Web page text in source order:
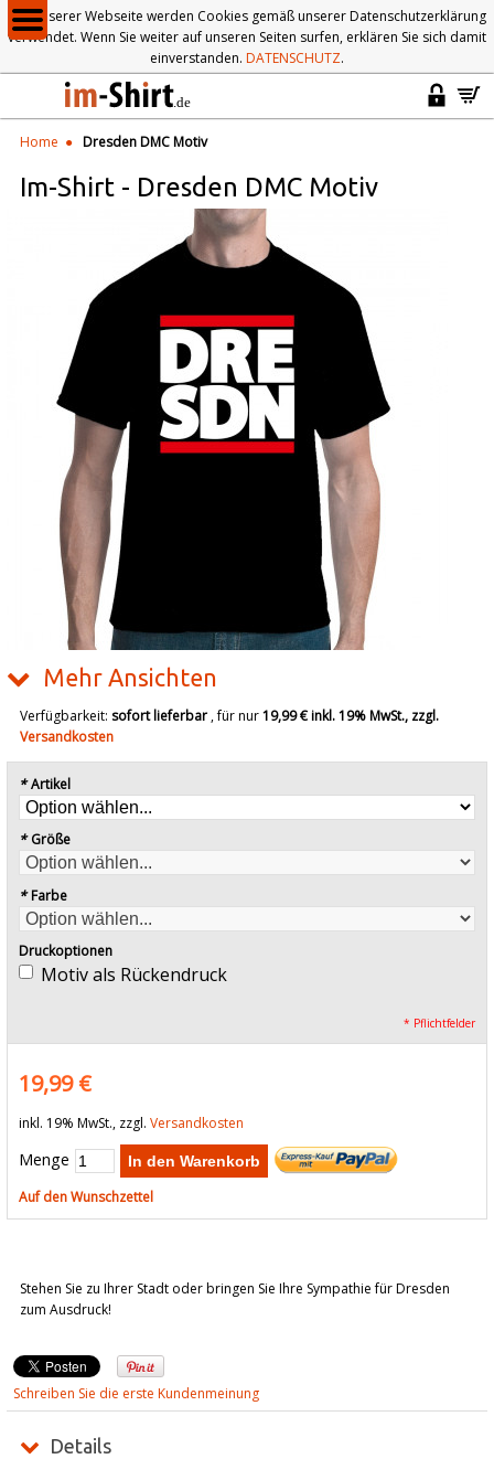
Auf unserer Webseite werden Cookies gemäß unserer Datenschutzerklärung
verwendet. Wenn Sie weiter auf unseren Seiten surfen, erklären Sie sich damit
einverstanden. DATENSCHUTZ.
Home Dresden DMC Motiv
Im-Shirt - Dresden DMC Motiv
Mehr Ansichten
Stehen Sie zu Ihrer Stadt oder bringen Sie Ihre Sympathie für Dresden
zum Ausdruck!
Verfügbarkeit: sofort lieferbar, für nur19,99 €inkl. 19% MwSt., zzgl.
Versandkosten
* Artikel
* Größe
* Farbe
Druckoptionen
Motiv als Rückendruck
* Pflichtfelder
19,99 €
inkl. 19% MwSt., zzgl. Versandkosten
Menge In den Warenkorb
Auf den Wunschzettel
Schreiben Sie die erste Kundenmeinung
Details